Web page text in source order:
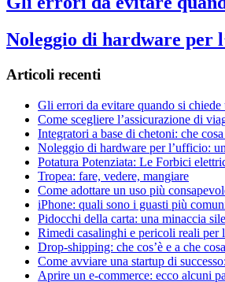
Noleggio di hardware per
Articoli recenti
Gli errori da evitare quando si chiede
Come scegliere l’assicurazione di
Integratori a base di chetoni: che
Noleggio di hardware per l’ufficio:
Potatura Potenziata: Le Forbici
Tropea: fare, vedere, mangiare
Come adottare un uso più
iPhone: quali sono i guasti più
Pidocchi della carta: una minaccia
Rimedi casalinghi e pericoli reali per
Drop-shipping: che cos’è e a che
Come avviare una startup di
Aprire un e-commerce: ecco alcuni